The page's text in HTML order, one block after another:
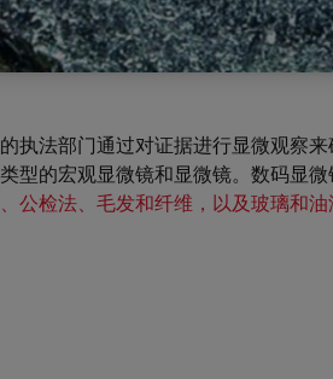
执法部门通过对证据进行显微观察
型的宏观显微镜和显微镜。数码显
公检法、毛发和纤维，以及玻璃和油